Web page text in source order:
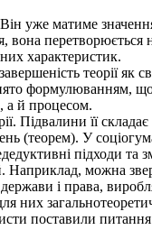
уже матиме
вона
характеристик.
теорії як
формулюванням, що
а й процесом.
Підвалини її
(теорем). У
підходи та
можна
і права,
поставили питання